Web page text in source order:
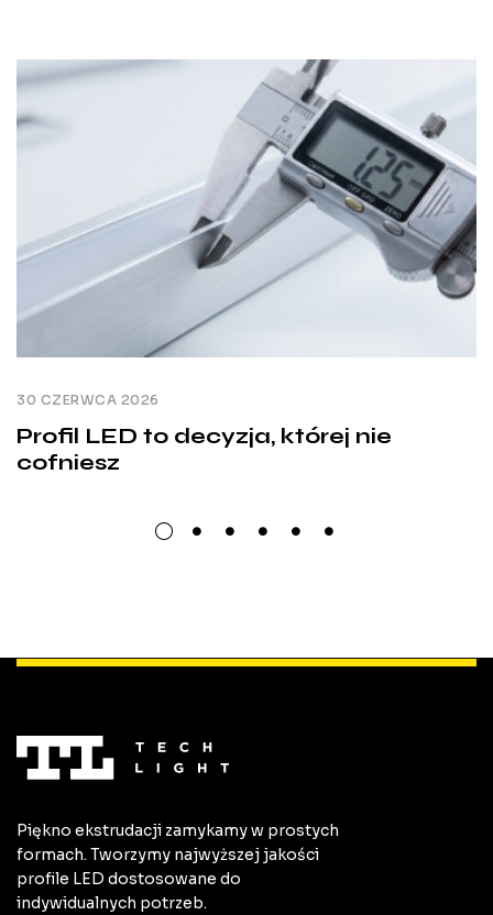
30 CZERWCA 2026
Profil LED to decyzja, której nie
cofniesz
Piękno ekstrudacji zamykamy w prostych
formach. Tworzymy najwyższej jakości
profile LED dostosowane do
indywidualnych potrzeb.